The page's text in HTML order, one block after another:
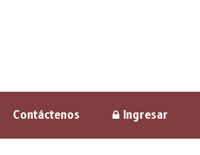
Contáctenos Ingresar